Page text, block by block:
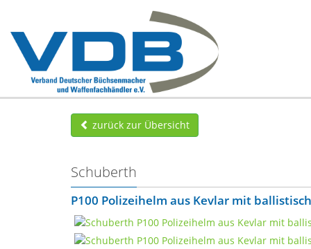
zurück zur Übersicht
Schuberth
P100 Polizeihelm aus Kevlar mit